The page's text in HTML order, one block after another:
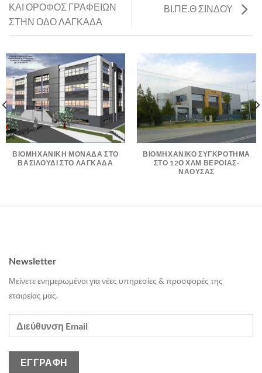
ΚΑΙ ΟΡΟΦΟΣ ΓΡΑΦΕΙΩΝ
ΣΤΗΝ ΟΔΟ ΛΑΓΚΑΔΑ
ΒΙ.ΠΕ.Θ ΣΙΝΔΟΥ
ΒΙΟΜΗΧΑΝΙΚΗ ΜΟΝΑΔΑ ΣΤΟ
ΒΑΣΙΛΟΥΔΙ ΣΤΟ ΛΑΓΚΑΔΑ
ΒΙΟΜΗΧΑΝΙΚΟ ΣΥΓΚΡΟΤΗΜΑ
ΣΤΟ 12Ο ΧΛΜ ΒΕΡΟΙΑΣ-
ΝΑΟΥΣΑΣ
Newsletter
Μείνετε ενημερωμένοι για νέες υπηρεσίες & προσφορές της
εταιρείας μας.